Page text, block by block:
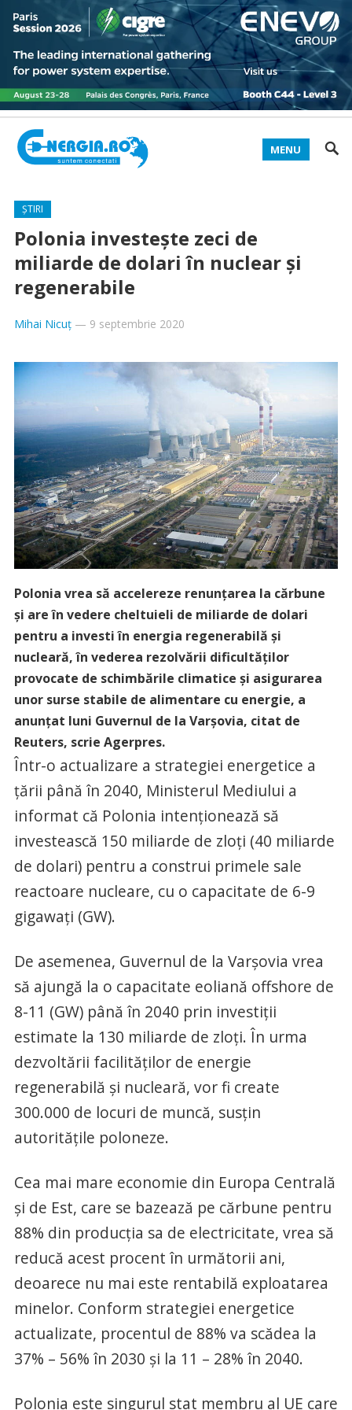
MENU
ȘTIRI
Polonia investeşte zeci de
miliarde de dolari în nuclear și
regenerabile
Mihai Nicuț— 9 septembrie 2020
Polonia vrea să accelereze renunţarea la cărbune
şi are în vedere cheltuieli de miliarde de dolari
pentru a investi în energia regenerabilă şi
nucleară, în vederea rezolvării dificultăţilor
provocate de schimbările climatice şi asigurarea
unor surse stabile de alimentare cu energie, a
anunţat luni Guvernul de la Varşovia, citat de
Reuters, scrie Agerpres.
Într-o actualizare a strategiei energetice a
ţării până în 2040, Ministerul Mediului a
informat că Polonia intenţionează să
investească 150 miliarde de zloţi (40 miliarde
de dolari) pentru a construi primele sale
reactoare nucleare, cu o capacitate de 6-9
gigawaţi (GW).
De asemenea, Guvernul de la Varşovia vrea
să ajungă la o capacitate eoliană offshore de
8-11 (GW) până în 2040 prin investiţii
estimate la 130 miliarde de zloţi. În urma
dezvoltării facilităţilor de energie
regenerabilă şi nucleară, vor fi create
300.000 de locuri de muncă, susţin
autorităţile poloneze.
Cea mai mare economie din Europa Centrală
şi de Est, care se bazează pe cărbune pentru
88% din producţia sa de electricitate, vrea să
reducă acest procent în următorii ani,
deoarece nu mai este rentabilă exploatarea
minelor. Conform strategiei energetice
actualizate, procentul de 88% va scădea la
37% – 56% în 2030 şi la 11 – 28% în 2040.
Polonia este singurul stat membru al UE care